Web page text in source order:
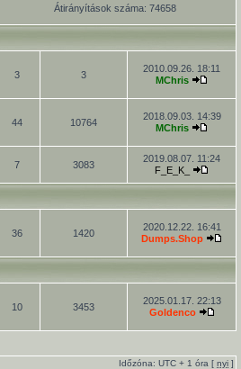
Átirányítások száma: 74658
3 3
2010.09.26. 18:11
MChris
44 10764
2018.09.03. 14:39
MChris
7 3083
2019.08.07. 11:24
F_E_K_
36 1420
2020.12.22. 16:41
Dumps.Shop
10 3453
2025.01.17. 22:13
Goldenco
Időzóna: UTC + 1 óra [ nyi ]